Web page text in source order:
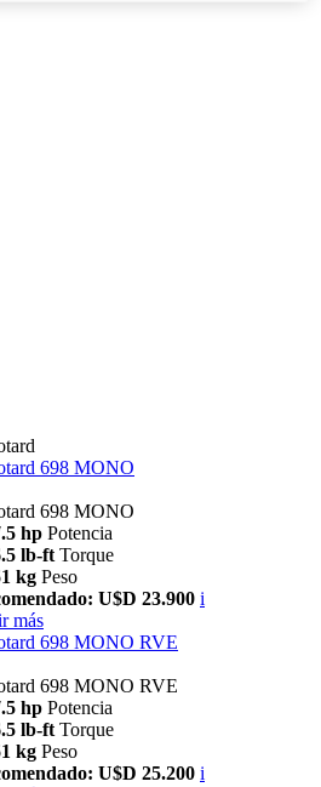
698 MONO
698 MONO
hp Potencia
lb-ft Torque
kg Peso
U$D 23.900 i
más
698 MONO RVE
698 MONO RVE
hp Potencia
lb-ft Torque
kg Peso
U$D 25.200 i